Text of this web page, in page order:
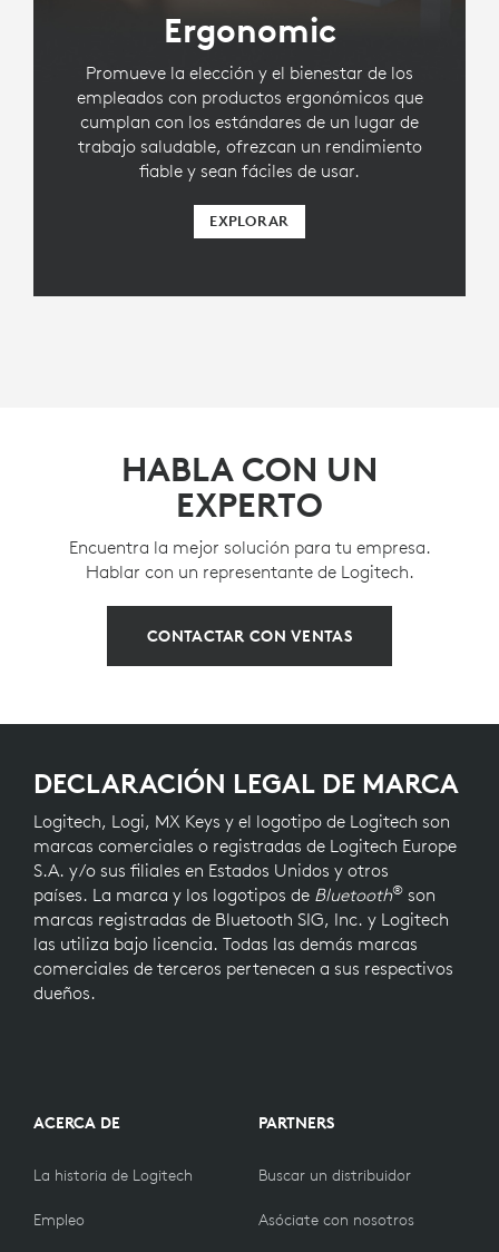
Ergonomic
Promueve la elección y el bienestar de los
empleados con productos ergonómicos que
cumplan con los estándares de un lugar de
trabajo saludable, ofrezcan un rendimiento
fiable y sean fáciles de usar.
EXPLORAR
HABLA CON UN
EXPERTO
Encuentra la mejor solución para tu empresa.
Hablar con un representante de Logitech.
CONTACTAR CON VENTAS
DECLARACIÓN LEGAL DE MARCA
Logitech, Logi, MX Keys y el logotipo de Logitech son
marcas comerciales o registradas de Logitech Europe
S.A. y/o sus filiales en Estados Unidos y otros
países. La marca y los logotipos de Bluetooth® son
marcas registradas de Bluetooth SIG, Inc. y Logitech
las utiliza bajo licencia. Todas las demás marcas
comerciales de terceros pertenecen a sus respectivos
dueños.
ACERCA DE
La historia de Logitech
Empleo
PARTNERS
Buscar un distribuidor
Asóciate con nosotros